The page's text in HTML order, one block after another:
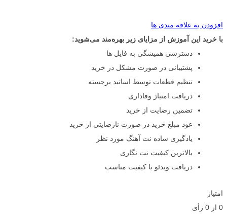
افزودن به علاقه مندی ها
با خرید این آموزش از مزایای زیر بهره‌مند می‌شوید:
دسترسی همیشگی به فایل ها
پشتیبانی در صورت مشکل در خرید
تنظیم قطعات توسط اساتید برجسته
دریافت امتیاز وفاداری
تضمین رضایت از خرید
عود مبلغ خرید در صورت نارضایتی از خرید
یادگیری ساده نت آهنگ مورد نظر
بالاترین کیفیت نت نگاری
دریافت ویدئو با کیفیت مناسب
امتیاز
0 از 0 رأی